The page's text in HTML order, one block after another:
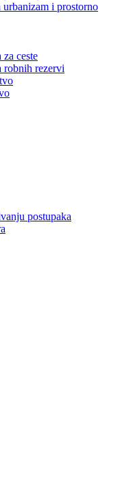
i prostorno
ceste
robnih rezervi
postupaka